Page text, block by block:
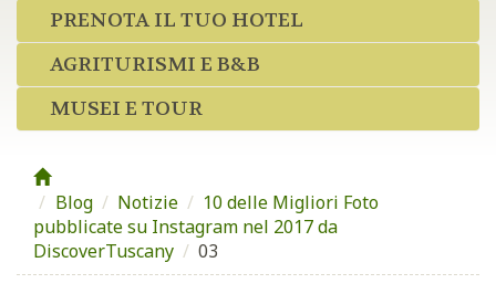
PRENOTA IL TUO HOTEL
AGRITURISMI E B&B
MUSEI E TOUR
Blog / Notizie / 10 delle Migliori Foto
pubblicate su Instagram nel 2017 da
DiscoverTuscany / 03